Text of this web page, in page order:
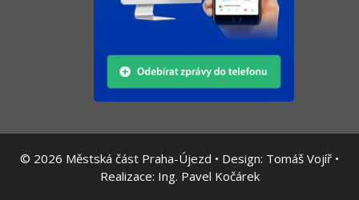
© 2026 Městská část Praha-Újezd • Design: Tomáš Vojíř •
Realizace: Ing. Pavel Kočárek